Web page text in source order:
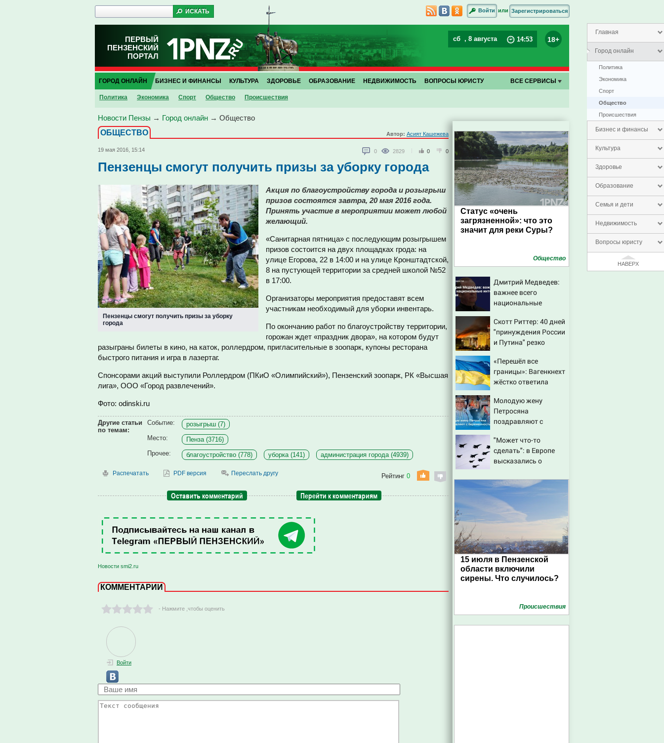
Главная
Город онлайн
Политика
Экономика
Спорт
Общество
Проиcшествия
Бизнес и финансы
Культура
Здоровье
Образование
Семья и дети
Недвижимость
Вопросы юристу
НАВЕРХ
Войти или Зарегистрироваться
ПЕРВЫЙ
ПЕНЗЕНСКИЙ
ПОРТАЛ
сб , 8 августа 14:53 18+
ГОРОД ОНЛАЙН
Политика Экономика Спорт Общество Проиcшествия
БИЗНЕС И ФИНАНСЫ КУЛЬТУРА ЗДОРОВЬЕ ОБРАЗОВАНИЕ НЕДВИЖИМОСТЬ ВОПРОСЫ ЮРИСТУ ВСЕ СЕРВИСЫ
Новости Пензы → Город онлайн → Общество
ОБЩЕСТВО
Автор: Асият Кашежева
19 мая 2016, 15:14 0 2829 0 0
Пензенцы смогут получить призы за уборку города
Пензенцы смогут получить призы за уборку
города
Акция по благоустройству города и розыгрыш
призов состоятся завтра, 20 мая 2016 года.
Принять участие в мероприятии может любой
желающий.
«Санитарная пятница» с последующим розыгрышем
призов состоится на двух площадках грода: на
улице Егорова, 22 в 14:00 и на улице Кронштадтской,
8 на пустующей территории за средней школой №52
в 17:00.
Организаторы мероприятия предоставят всем
участникам необходимый для уборки инвентарь.
По окончанию работ по благоустройству территории,
горожан ждет «праздник двора», на котором будут
разыграны билеты в кино, на каток, роллердром, пригласительные в зоопарк, купоны ресторана
быстрого питания и игра в лазертаг.
Спонсорами акций выступили Роллердром (ПКиО «Олимпийский»), Пензенский зоопарк, РК «Высшая
лига», ООО «Город развлечений».
Фото: odinski.ru
Другие статьи
по темам:
Событие:
розыгрыш (7)
Место:
Пенза (3716)
Прочее:
благоустройство (778) уборка (141) администрация города (4939)
Распечатать PDF версия Переслать другу Рейтинг 0
Оставить комментарий Перейти к комментариям
Новости smi2.ru
КОММЕНТАРИИ
- Нажмите ,чтобы оценить
Войти
Статус «очень
загрязненной»: что это
значит для реки Суры?
Общество
Дмитрий Медведев:
важнее всего
национальные
Скотт Риттер: 40 дней
"принуждения России
и Путина" резко
режима Зеленского
«Перешёл все
границы»: Вагенкнехт
жёстко ответила
Молодую жену
Петросяна
поздравляют с
"Может что-то
сделать": в Европе
высказались о
15 июля в Пензенской
области включили
сирены. Что случилось?
Проиcшествия